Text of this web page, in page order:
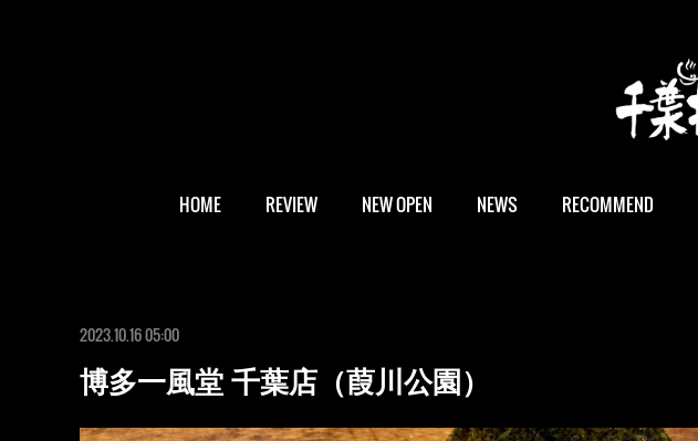
HOME REVIEW NEW OPEN NEWS RECOMMEND
2023.10.16 05:00
博多一風堂 千葉店（葭川公園）